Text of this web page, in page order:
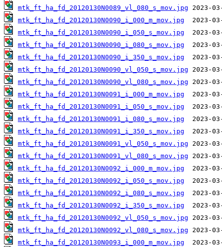
mtk_ft_ha_fd_20120130N0089_vl_080_s_mov.jpg
mtk_ft_ha_fd_20120130N0090_i_000_m_mov.jpg
mtk_ft_ha_fd_20120130N0090_i_050_s_mov.jpg
mtk_ft_ha_fd_20120130N0090_i_080_s_mov.jpg
mtk_ft_ha_fd_20120130N0090_i_350_s_mov.jpg
mtk_ft_ha_fd_20120130N0090_vl_050_s_mov.jpg
mtk_ft_ha_fd_20120130N0090_vl_080_s_mov.jpg
mtk_ft_ha_fd_20120130N0091_i_000_m_mov.jpg
mtk_ft_ha_fd_20120130N0091_i_050_s_mov.jpg
mtk_ft_ha_fd_20120130N0091_i_080_s_mov.jpg
mtk_ft_ha_fd_20120130N0091_i_350_s_mov.jpg
mtk_ft_ha_fd_20120130N0091_vl_050_s_mov.jpg
mtk_ft_ha_fd_20120130N0091_vl_080_s_mov.jpg
mtk_ft_ha_fd_20120130N0092_i_000_m_mov.jpg
mtk_ft_ha_fd_20120130N0092_i_050_s_mov.jpg
mtk_ft_ha_fd_20120130N0092_i_080_s_mov.jpg
mtk_ft_ha_fd_20120130N0092_i_350_s_mov.jpg
mtk_ft_ha_fd_20120130N0092_vl_050_s_mov.jpg
mtk_ft_ha_fd_20120130N0092_vl_080_s_mov.jpg
mtk_ft_ha_fd_20120130N0093_i_000_m_mov.jpg